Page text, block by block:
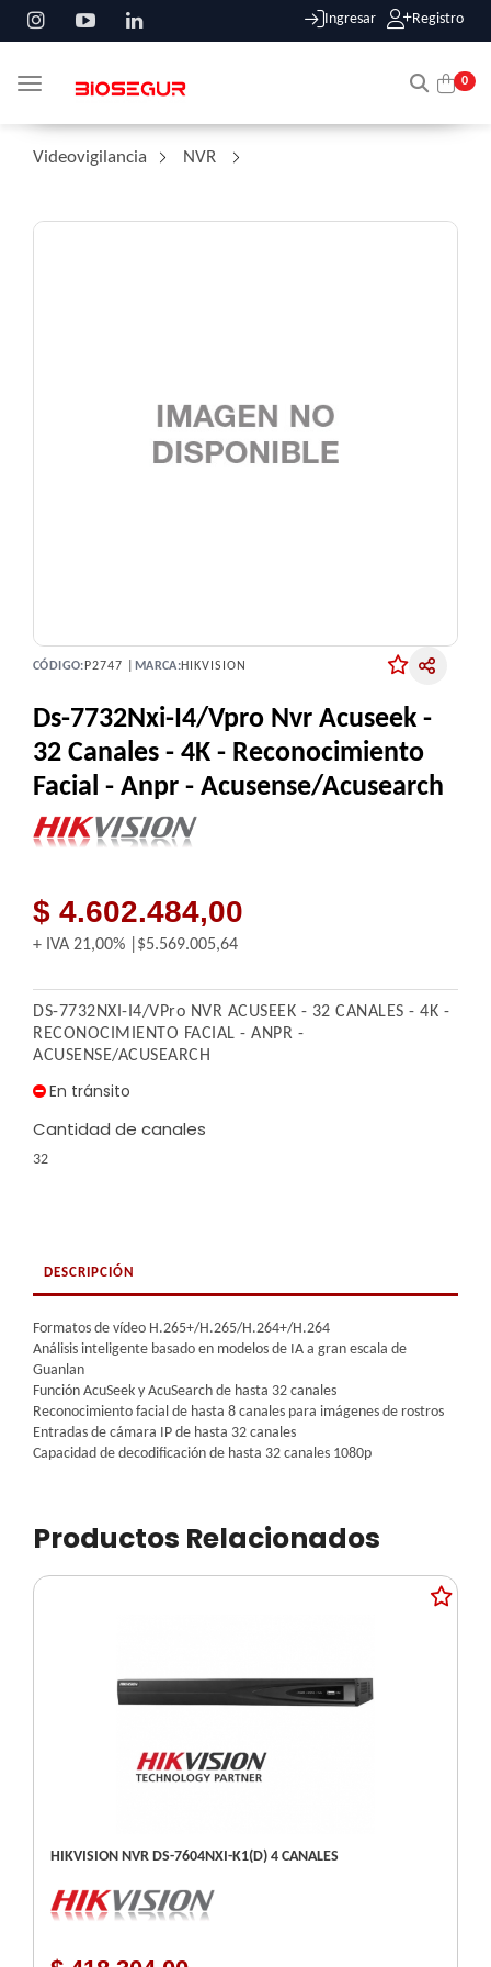
Ingresar Registro
0
Toggle navigation
Videovigilancia NVR
CÓDIGO: P2747 | MARCA:HIKVISION
Ds-7732Nxi-I4/Vpro Nvr Acuseek -
32 Canales - 4K - Reconocimiento
Facial - Anpr - Acusense/Acusearch
$ 4.602.484,00
+ IVA 21,00% $5.569.005,64
DS-7732NXI-I4/VPro NVR ACUSEEK - 32 CANALES - 4K -
RECONOCIMIENTO FACIAL - ANPR -
ACUSENSE/ACUSEARCH
En tránsito
Cantidad de canales
32
DESCRIPCIÓN
Formatos de vídeo H.265+/H.265/H.264+/H.264
Análisis inteligente basado en modelos de IA a gran escala de
Guanlan
Función AcuSeek y AcuSearch de hasta 32 canales
Reconocimiento facial de hasta 8 canales para imágenes de rostros
Entradas de cámara IP de hasta 32 canales
Capacidad de decodificación de hasta 32 canales 1080p
Productos Relacionados
HIKVISION NVR DS-7604NXI-K1(D) 4 CANALES